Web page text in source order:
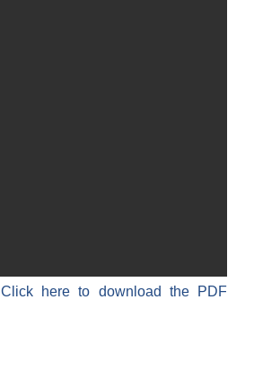
Click here to download the PDF